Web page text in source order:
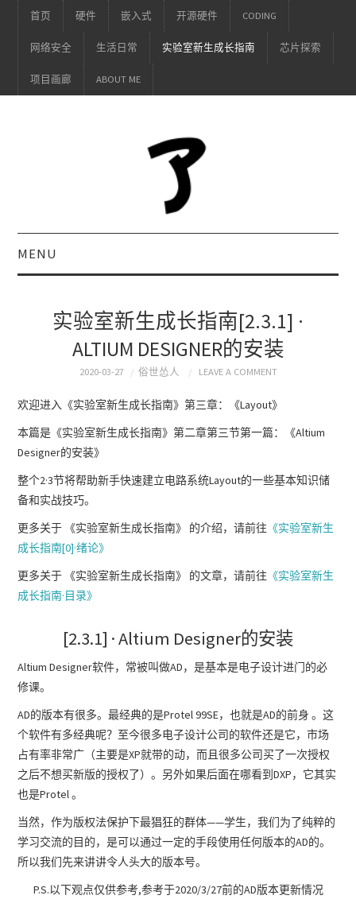
首页 硬件 嵌入式 开源硬件 CODING
网络安全 生活日常 实验室新生成长指南 芯片探索
项目画廊 ABOUT ME
MENU
实验室新生成长指南[2.3.1] ·
ALTIUM DESIGNER的安装
2020-03-27 俗世怂人 LEAVE A COMMENT
欢迎进入《实验室新生成长指南》第三章：《Layout》
本篇是《实验室新生成长指南》第二章第三节第一篇：《Altium
Designer的安装》
整个2·3节将帮助新手快速建立电路系统Layout的一些基本知识储
备和实战技巧。
更多关于 《实验室新生成长指南》 的介绍，请前往 《实验室新生
成长指南[0]·绪论》
更多关于 《实验室新生成长指南》 的文章，请前往 《实验室新生
成长指南·目录》
[2.3.1] · Altium Designer的安装
Altium Designer软件，常被叫做AD，是基本是电子设计进门的必
修课。
AD的版本有很多。最经典的是Protel 99SE，也就是AD的前身 。这
个软件有多经典呢？至今很多电子设计公司的软件还是它，市场
占有率非常广（主要是XP就带的动，而且很多公司买了一次授权
之后不想买新版的授权了）。另外如果后面在哪看到DXP，它其实
也是Protel 。
当然，作为版权法保护下最猖狂的群体——学生，我们为了纯粹的
学习交流的目的，是可以通过一定的手段使用任何版本的AD的。
所以我们先来讲讲令人头大的版本号。
P.S.以下观点仅供参考,参考于2020/3/27前的AD版本更新情况